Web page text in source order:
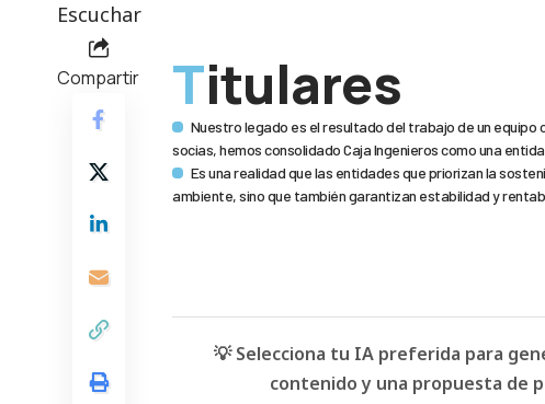
Escuchar
Compartir Titulares
Nuestro legado es el resultado del trabajo de un
socias, hemos consolidado Caja Ingenieros como una
Es una realidad que las entidades que priorizan la
ambiente, sino que también garantizan estabilidad y
💡 Selecciona tu IA preferida para
contenido y una propuesta de